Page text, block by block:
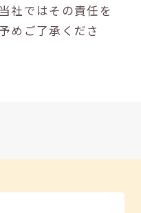
社ではその責任を
めご了承くださ